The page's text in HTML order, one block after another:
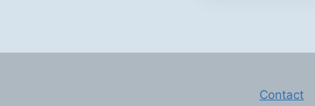
Contact